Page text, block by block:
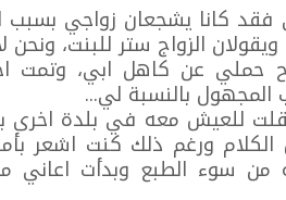
كانا يشجعان زواجي بسبب
الزواج ستر للبنت، ونحن
عن كاهل ابي، وتمت
بالنسبة لي...
للعيش معه في بلدة اخرى
ورغم ذلك كنت اشعر
سوء الطبع وبدأت اعاني